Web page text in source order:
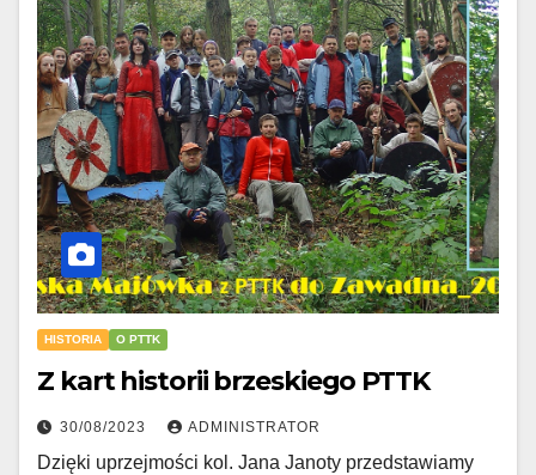
HISTORIA O PTTK
Z kart historii brzeskiego PTTK
30/08/2023 ADMINISTRATOR
Dzięki uprzejmości kol. Jana Janoty przedstawiamy